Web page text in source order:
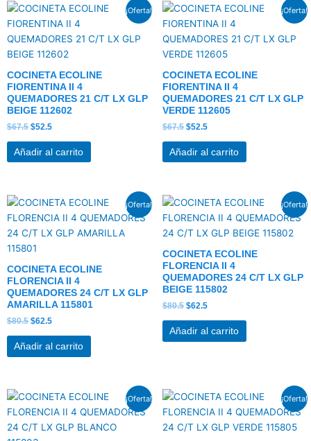
¡Oferta!
COCINETA ECOLINE
FIORENTINA II 4
QUEMADORES 21 C/T LX GLP
BEIGE 112602
$67.5
El
original
era:
$67.5.
$52.5
El
actual
es:
$52.5.
Añadir al carrito
¡Oferta!
COCINETA ECOLINE
FIORENTINA II 4
QUEMADORES 21 C/T LX GLP
VERDE 112605
$67.5
El
original
era:
$67.5.
$52.5
El
actual
es:
$52.5.
Añadir al carrito
¡Oferta!
COCINETA ECOLINE
FLORENCIA II 4
QUEMADORES 24 C/T LX GLP
AMARILLA 115801
$80.5
El
original
era:
$80.5.
$62.5
El
actual
es:
Añadir al carrito
¡Oferta!
COCINETA ECOLINE
FLORENCIA II 4
QUEMADORES 24 C/T LX GLP
BEIGE 115802
$80.5
El
original
era:
$62.5
El
actual
es:
Añadir al carrito
¡Oferta!
El
original
era:
$87.0.
El
actual
es:
¡Oferta!
El
original
era:
El
actual
es: